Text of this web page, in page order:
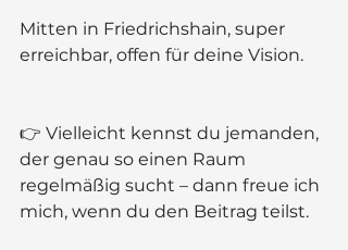
Mitten in Friedrichshain, super
erreichbar, offen für deine Vision.
👉 Vielleicht kennst du jemanden,
der genau so einen Raum
regelmäßig sucht – dann freue ich
mich, wenn du den Beitrag teilst.